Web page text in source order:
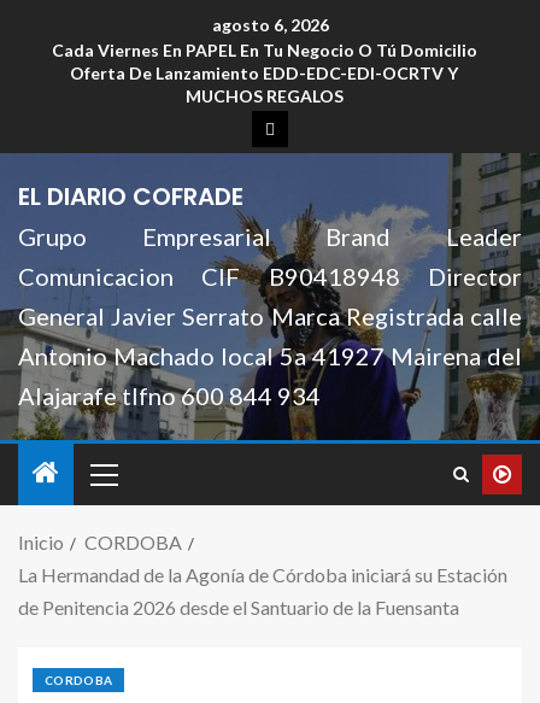
agosto 6, 2026
Cada Viernes En PAPEL En Tu Negocio O Tú Domicilio
Oferta De Lanzamiento EDD-EDC-EDI-OCRTV Y
MUCHOS REGALOS
EL DIARIO COFRADE
Grupo Empresarial Brand Leader
Comunicacion CIF B90418948 Director
General Javier Serrato Marca Registrada calle
Antonio Machado local 5a 41927 Mairena del
Alajarafe tlfno 600 844 934
Inicio
CORDOBA
La Hermandad de la Agonía de Córdoba iniciará su Estación
de Penitencia 2026 desde el Santuario de la Fuensanta
CORDOBA